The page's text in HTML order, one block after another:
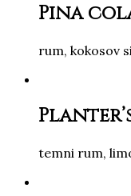
Pina
rum, kokosov
temni rum,